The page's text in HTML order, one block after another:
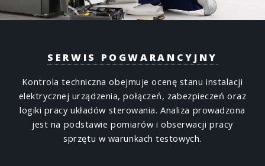
SERWIS POGWARANCYJNY
Kontrola techniczna obejmuje ocenę stanu instalacji
elektrycznej urządzenia, połączeń, zabezpieczeń oraz
logiki pracy układów sterowania. Analiza prowadzona
jest na podstawie pomiarów i obserwacji pracy
sprzętu w warunkach testowych.